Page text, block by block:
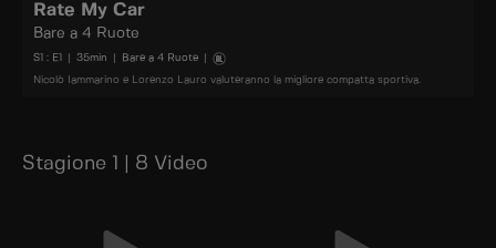
Rate My Car
Bare a 4 Ruote
S1 : E1 35min Bare a 4 Ruote
Nicolò Iammarino e Lorenzo Lauro valuteranno la migliore compatta sportiva.
Stagione 1 | 8 Video